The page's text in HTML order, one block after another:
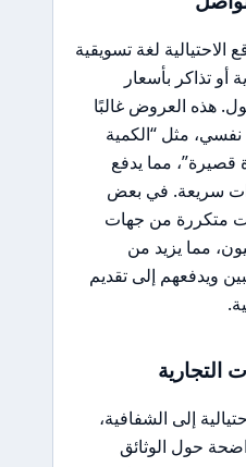
الاحتيالية لغة تسويقية
تذاكر بأسعار
هذه العروض غالبًا
مثل “الكمية
مما يدفع
سريعة. في بعض
متكررة من جهات
مما يزيد من
ويدفعهم إلى تقديم
التجارية
إلى الشفافية،
حول الوثائق